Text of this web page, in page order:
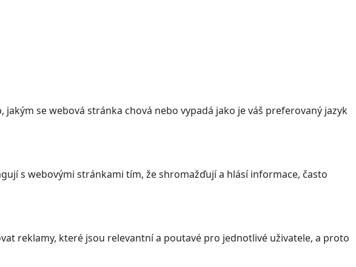
se webová stránka chová nebo vypadá jako je váš preferovaný jazyk
s webovými stránkami tím, že shromažďují a hlásí informace, často
reklamy, které jsou relevantní a poutavé pro jednotlivé uživatele, a proto